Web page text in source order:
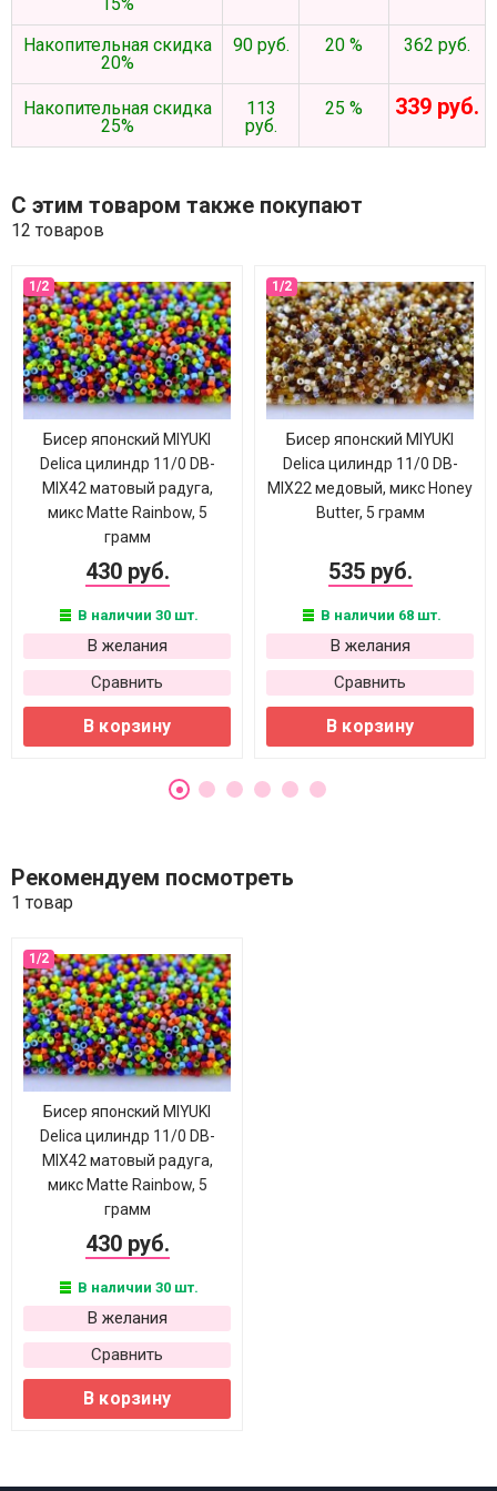
Накопительная скидка
20%
90 руб. 20 % 362 руб.
Накопительная скидка
25%
113
руб.
25 % 339 руб.
С этим товаром также покупают
12 товаров
Бисер японский MIYUKI
Delica цилиндр 11/0 DB-
MIX42 матовый радуга,
микс Matte Rainbow, 5
грамм
430 руб.
В наличии 30 шт.
В желания
Сравнить
В корзину
Бисер японский MIYUKI
Delica цилиндр 11/0 DB-
MIX22 медовый, микс Honey
Butter, 5 грамм
535 руб.
В наличии 68 шт.
В желания
Сравнить
В корзину
Рекомендуем посмотреть
1 товар
Бисер японский MIYUKI
Delica цилиндр 11/0 DB-
MIX42 матовый радуга,
микс Matte Rainbow, 5
грамм
430 руб.
В наличии 30 шт.
В желания
Сравнить
В корзину